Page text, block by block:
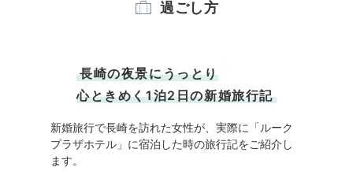
過ごし方
長崎の夜景にうっとり
心ときめく1泊2日の新婚旅行記
新婚旅行で長崎を訪れた女性が、実際に「ルーク
プラザホテル」に宿泊した時の旅行記をご紹介し
ます。